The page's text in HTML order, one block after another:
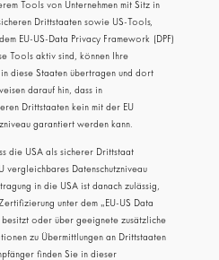
Tools von Unternehmen mit Sitz in
Drittstaaten sowie US-Tools,
EU-US-Data Privacy Framework (DPF)
Tools aktiv sind, können Ihre
diese Staaten übertragen und dort
darauf hin, dass in
Drittstaaten kein mit der EU
garantiert werden kann.
die USA als sicherer Drittstaat
vergleichbares Datenschutzniveau
in die USA ist danach zulässig,
unter dem „EU-US Data
besitzt oder über geeignete zusätzliche
zu Übermittlungen an Drittstaaten
finden Sie in dieser